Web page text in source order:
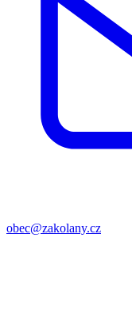
obec@zakolany.cz